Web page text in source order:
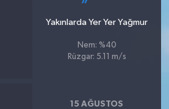
Yakınlarda Yer Yer Yağmur
Nem: %40
Rüzgar: 5.11 m/s
15 AĞUSTOS